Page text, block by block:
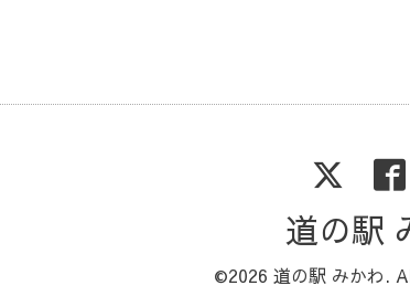
道の駅
©2026 道の駅 みかわ.